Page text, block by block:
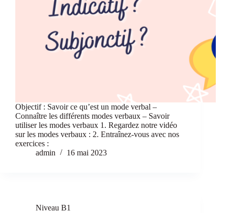
Objectif : Savoir ce qu’est un mode verbal –
Connaître les différents modes verbaux – Savoir
utiliser les modes verbaux 1. Regardez notre vidéo
sur les modes verbaux : 2. Entraînez-vous avec nos
exercices :
admin
16 mai 2023
Niveau B1